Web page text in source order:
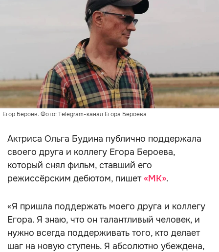
Егор Бероев. Фото: Telegram-канал Егора Бероева
Актриса Ольга Будина публично поддержала
своего друга и коллегу Егора Бероева,
который снял фильм, ставший его
режиссёрским дебютом, пишет«МК».
«Я пришла поддержать моего друга и коллегу
Егора. Я знаю, что он талантливый человек, и
нужно всегда поддерживать того, кто делает
шаг на новую ступень. Я абсолютно убеждена,